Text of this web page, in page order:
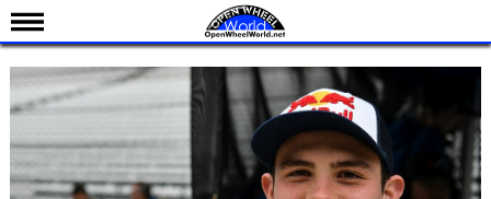
Nieuws
Kalender
Standen